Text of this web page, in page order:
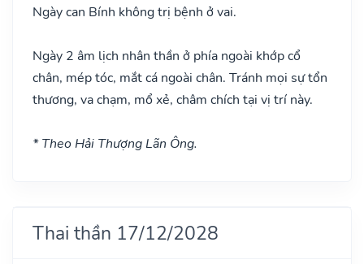
Ngày can Bính không trị bệnh ở vai.
Ngày 2 âm lịch nhân thần ở phía ngoài khớp cổ
chân, mép tóc, mắt cá ngoài chân. Tránh mọi sự tổn
thương, va chạm, mổ xẻ, châm chích tại vị trí này.
* Theo Hải Thượng Lãn Ông.
Thai thần 17/12/2028